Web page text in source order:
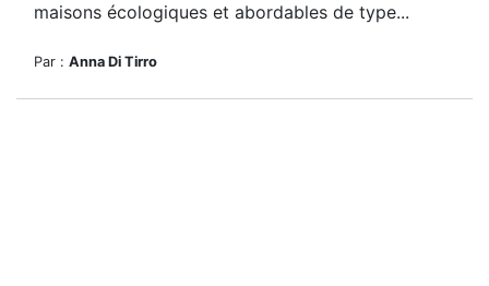
maisons écologiques et abordables de type...
Par : Anna Di Tirro